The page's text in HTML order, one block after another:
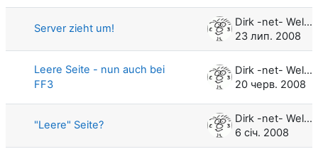
Server zieht um!
Dirk -net- Weller
23 лип. 2008
Leere Seite - nun auch bei
FF3
Dirk -net- Weller
20 черв. 2008
"Leere" Seite?
Dirk -net- Weller
6 січ. 2008